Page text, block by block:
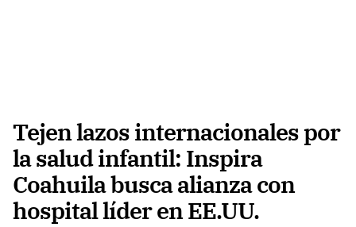
Tejen lazos internacionales por
la salud infantil: Inspira
Coahuila busca alianza con
hospital líder en EE.UU.